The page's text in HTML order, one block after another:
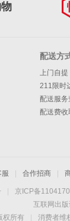
配送方
上门自提
211限时
配送服务
配送费
服 合作招商
京ICP备
互联网出
权所有 消费者维